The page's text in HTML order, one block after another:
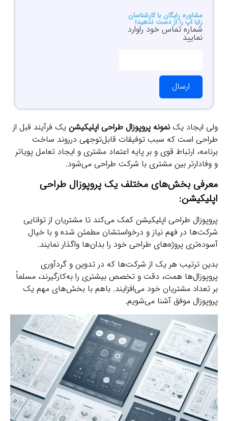
مشاوره رایگان با کارشناسان
رایا اپ را از دست ندهید!
شماره تماس خود راوارد
نمایید
ارسال
ولی ایجاد یک نمونه پروپوزال طراحی اپلیکیشن یک فرآیند قبل از
طراحی است که سبب توفیقات قابل‌توجهی درروند ساخت
برنامه، ارتباط قوی و بر پایه اعتماد مشتری و ایجاد تعامل پویاتر
و وفادارتر بین مشتری با شرکت طراحی می‌شود.
معرفی بخش‌های مختلف یک پروپوزال طراحی
اپلیکیشن:
پروپوزال طراحی اپلیکیشن کمک می‌کند تا مشتریان از توانایی
شرکت‌ها در فهم نیاز و درخواستشان مطمئن شده و با خیال
آسوده‌تری پروژه‌های طراحی خود را بدان‌ها واگذار نمایند.
بدین ترتیب هر یک از شرکت‌ها‌ که در تدوین و گردآوری
پروپوزال‌ها همت، دقت و تخصص بیشتری را به‌کارگیرند، مسلماً
بر تعداد مشتریان خود می‌افزایند. باهم با بخش‌های مهم یک
پروپوزال موفق آشنا می‌شویم.